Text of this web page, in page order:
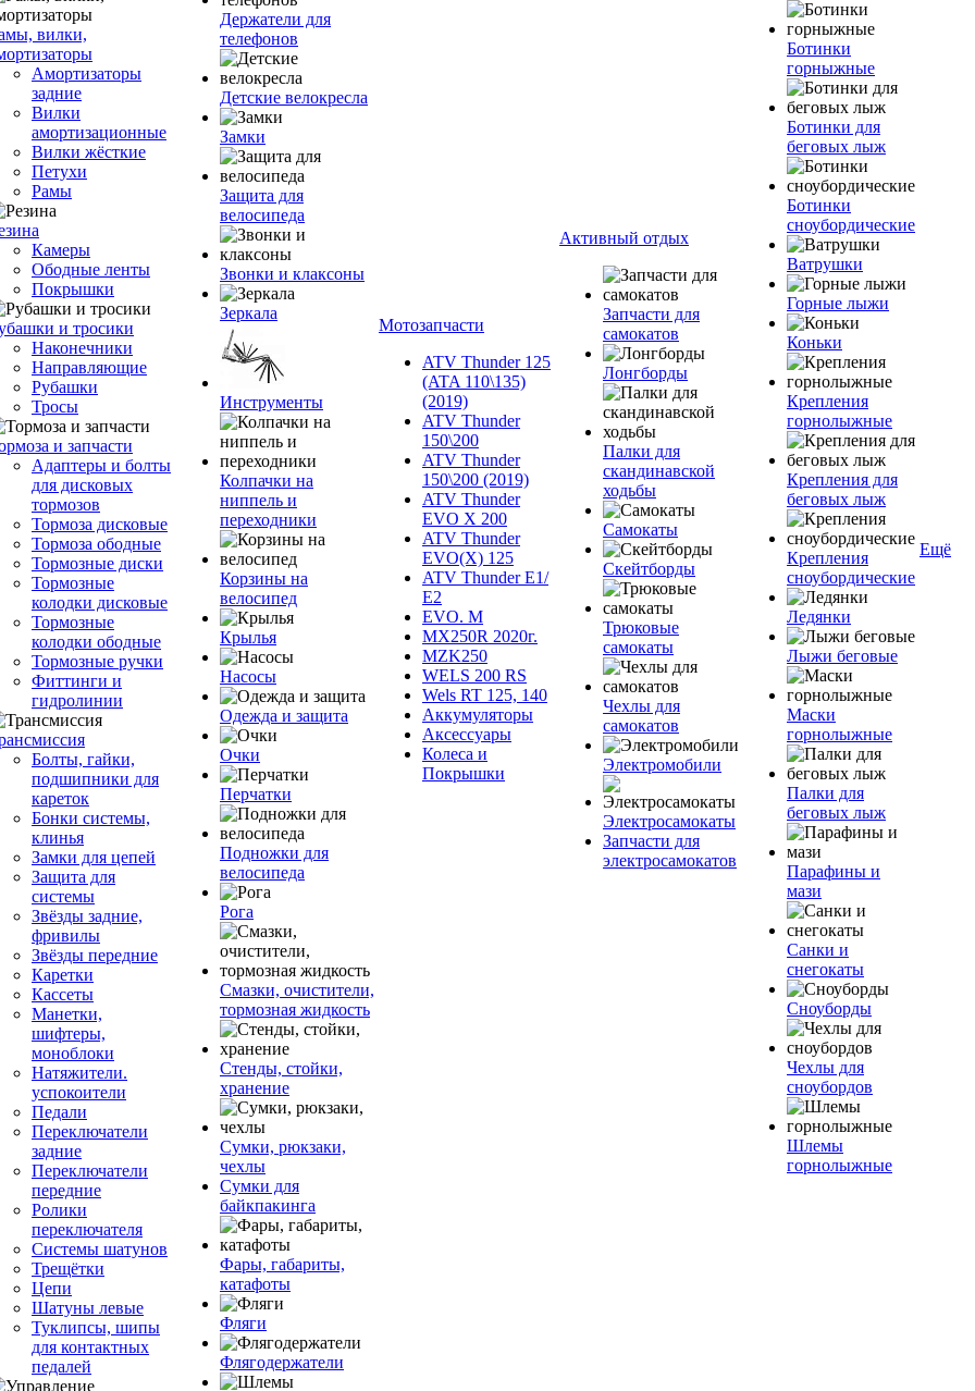
вилки,
Амортизаторы
задние
Вилки
амортизационные
Вилки жёсткие
Петухи
Рамы
Камеры
Ободные ленты
Покрышки
и тросики
Наконечники
Направляющие
Рубашки
Тросы
и запчасти
Адаптеры и болты
для дисковых
тормозов
Тормоза дисковые
Тормоза ободные
Тормозные диски
Тормозные
колодки дисковые
Тормозные
колодки ободные
Тормозные ручки
Фиттинги и
гидролинии
Болты, гайки,
подшипники для
кареток
Бонки системы,
клинья
Замки для цепей
Защита для
системы
Звёзды задние,
фривилы
Звёзды передние
Каретки
Кассеты
Манетки,
шифтеры,
моноблоки
Натяжители.
успокоители
Педали
Переключатели
задние
Переключатели
передние
Ролики
переключателя
Системы шатунов
Трещётки
Цепи
Шатуны левые
Туклипсы, шипы
для контактных
педалей
Держатели для
телефонов
Детские велокресла
Замки
Защита для
велосипеда
Звонки и клаксоны
Зеркала
Инструменты
Колпачки на
ниппель и
переходники
Корзины на
велосипед
Крылья
Насосы
Одежда и защита
Очки
Перчатки
Подножки для
велосипеда
Рога
Смазки, очистители,
тормозная жидкость
Стенды, стойки,
хранение
Сумки, рюкзаки,
чехлы
Сумки для
байкпакинга
Фары, габариты,
катафоты
Фляги
Флягодержатели
Мотозапчасти
ATV Thunder 125
(ATA 110\135)
(2019)
ATV Thunder
150\200
ATV Thunder
150\200 (2019)
ATV Thunder
EVO X 200
ATV Thunder
EVO(X) 125
ATV Thunder Е1/
Е2
EVO. M
MX250R 2020г.
MZK250
WELS 200 RS
Wels RT 125, 140
Аккумуляторы
Аксессуары
Колеса и
Покрышки
Активный отдых
Запчасти для
самокатов
Лонгборды
Палки для
скандинавской
ходьбы
Самокаты
Скейтборды
Трюковые
самокаты
Чехлы для
самокатов
Электромобили
Электросамокаты
Запчасти для
электросамокатов
Ботинки
горныжные
Ботинки для
беговых лыж
Ботинки
сноубордические
Ватрушки
Горные лыжи
Коньки
Крепления
горнолыжные
Крепления для
беговых лыж
Крепления
сноубордические
Ледянки
Лыжи беговые
Маски
горнолыжные
Палки для
беговых лыж
Парафины и
мази
Санки и
снегокаты
Сноуборды
Чехлы для
сноубордов
Шлемы
горнолыжные
Ещё